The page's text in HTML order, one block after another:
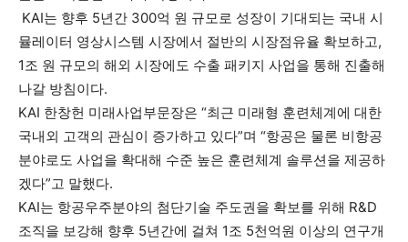
KAI는 향후 5년간 300억 원 규모로 성장이 기대되는 국내 시
뮬레이터 영상시스템 시장에서 절반의 시장점유율 확보하고,
1조 원 규모의 해외 시장에도 수출 패키지 사업을 통해 진출해
나갈 방침이다.
KAI 한창헌 미래사업부문장은 “최근 미래형 훈련체계에 대한
국내외 고객의 관심이 증가하고 있다”며 “항공은 물론 비항공
분야로도 사업을 확대해 수준 높은 훈련체계 솔루션을 제공하
겠다”고 말했다.
KAI는 항공우주분야의 첨단기술 주도권을 확보를 위해 R&D
조직을 보강해 향후 5년간에 걸쳐 1조 5천억원 이상의 연구개